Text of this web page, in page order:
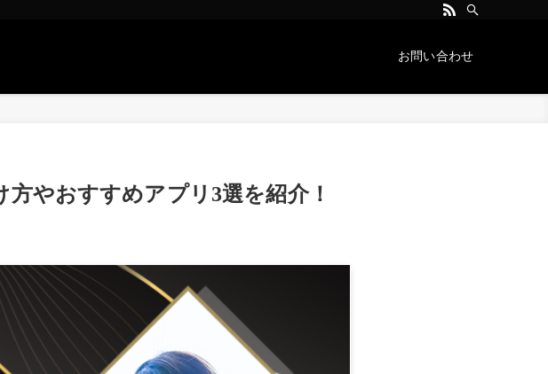
お問い合わせ
やおすすめアプリ3選を紹介！